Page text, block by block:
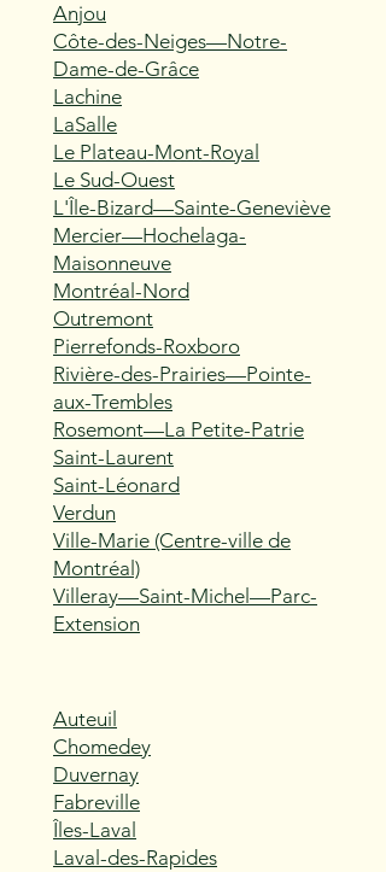
Anjou
Côte-des-Neiges—Notre-
Dame-de-Grâce
Lachine
LaSalle
Le Plateau-Mont-Royal
Le Sud-Ouest
L'Île-Bizard—Sainte-Geneviève
Mercier—Hochelaga-
Maisonneuve
Montréal-Nord
Outremont
Pierrefonds-Roxboro
Rivière-des-Prairies—Pointe-
aux-Trembles
Rosemont—La Petite-Patrie
Saint-Laurent
Saint-Léonard
Verdun
Ville-Marie (Centre-ville de
Montréal)
Villeray—Saint-Michel—Parc-
Extension
Auteuil
Chomedey
Duvernay
Fabreville
Îles-Laval
Laval-des-Rapides